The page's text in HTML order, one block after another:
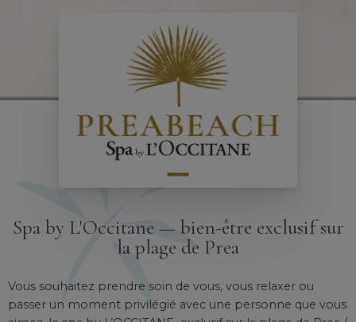
Spa by L'Occitane — bien-être exclusif sur
la plage de Prea
Vous souhaitez prendre soin de vous, vous relaxer ou
passer un moment privilégié avec une personne que vous